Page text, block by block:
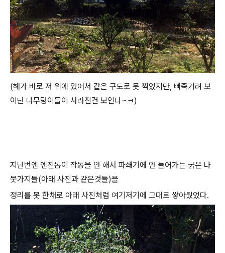
(해가 바로 저 위에 있어서 같은 구도로 못 찍었지만, 삐죽거려 보
이던 나무덩이들이 사라진건 보인다~ㅋ)
지난번엔 엔진톱이 작동을 안 해서 파쇄기에 안 들어가는 굵은 나
뭇가지들(아래 사진과 같은것들)을
정리를 못 한채로 아래 사진처럼 여기저기에 그대로 쌓아뒀었다.